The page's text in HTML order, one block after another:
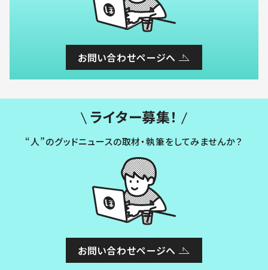
お問い合わせページへ
ライター募集！
“人”のグッドニュースの取材・執筆をしてみませんか？
お問い合わせページへ